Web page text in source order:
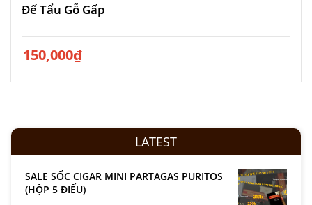
Đế Tẩu Gỗ Gấp
150,000₫
LATEST
SALE SỐC CIGAR MINI PARTAGAS PURITOS
(HỘP 5 ĐIẾU)